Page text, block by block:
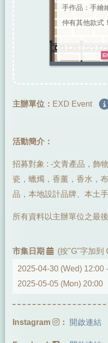
手作品：手繪
仲有其他款式
主辦單位： EXD Event
活動簡介：
招募對象 : -文青產品，飾
瓷，蠟燭，香薰，香水，
品，本地設計品牌、本土
所有資料以主辦單位之最後
市集日期 (按"G"字加到
2025-04-30 (Wed) 12:00 -
2025-05-05 (Mon) 20:00
Instagram ： 開啟連結